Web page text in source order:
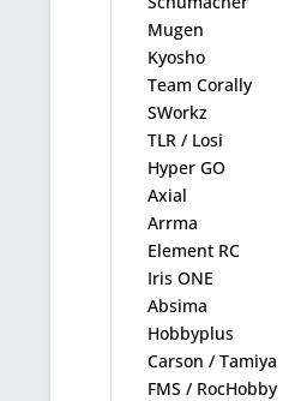
Mugen
Kyosho
Team Corally
SWorkz
TLR / Losi
Hyper GO
Axial
Arrma
Element RC
Iris ONE
Absima
Hobbyplus
Carson / Tamiya
FMS / RocHobby